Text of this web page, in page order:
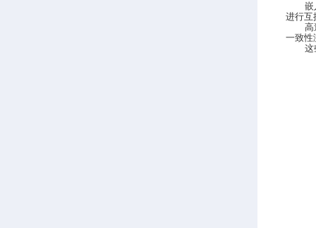
嵌
进行互
高
一致性
这